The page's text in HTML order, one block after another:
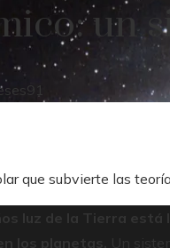
un
91
que subvierte las
luz de la Tierra está
los planetas.
Un